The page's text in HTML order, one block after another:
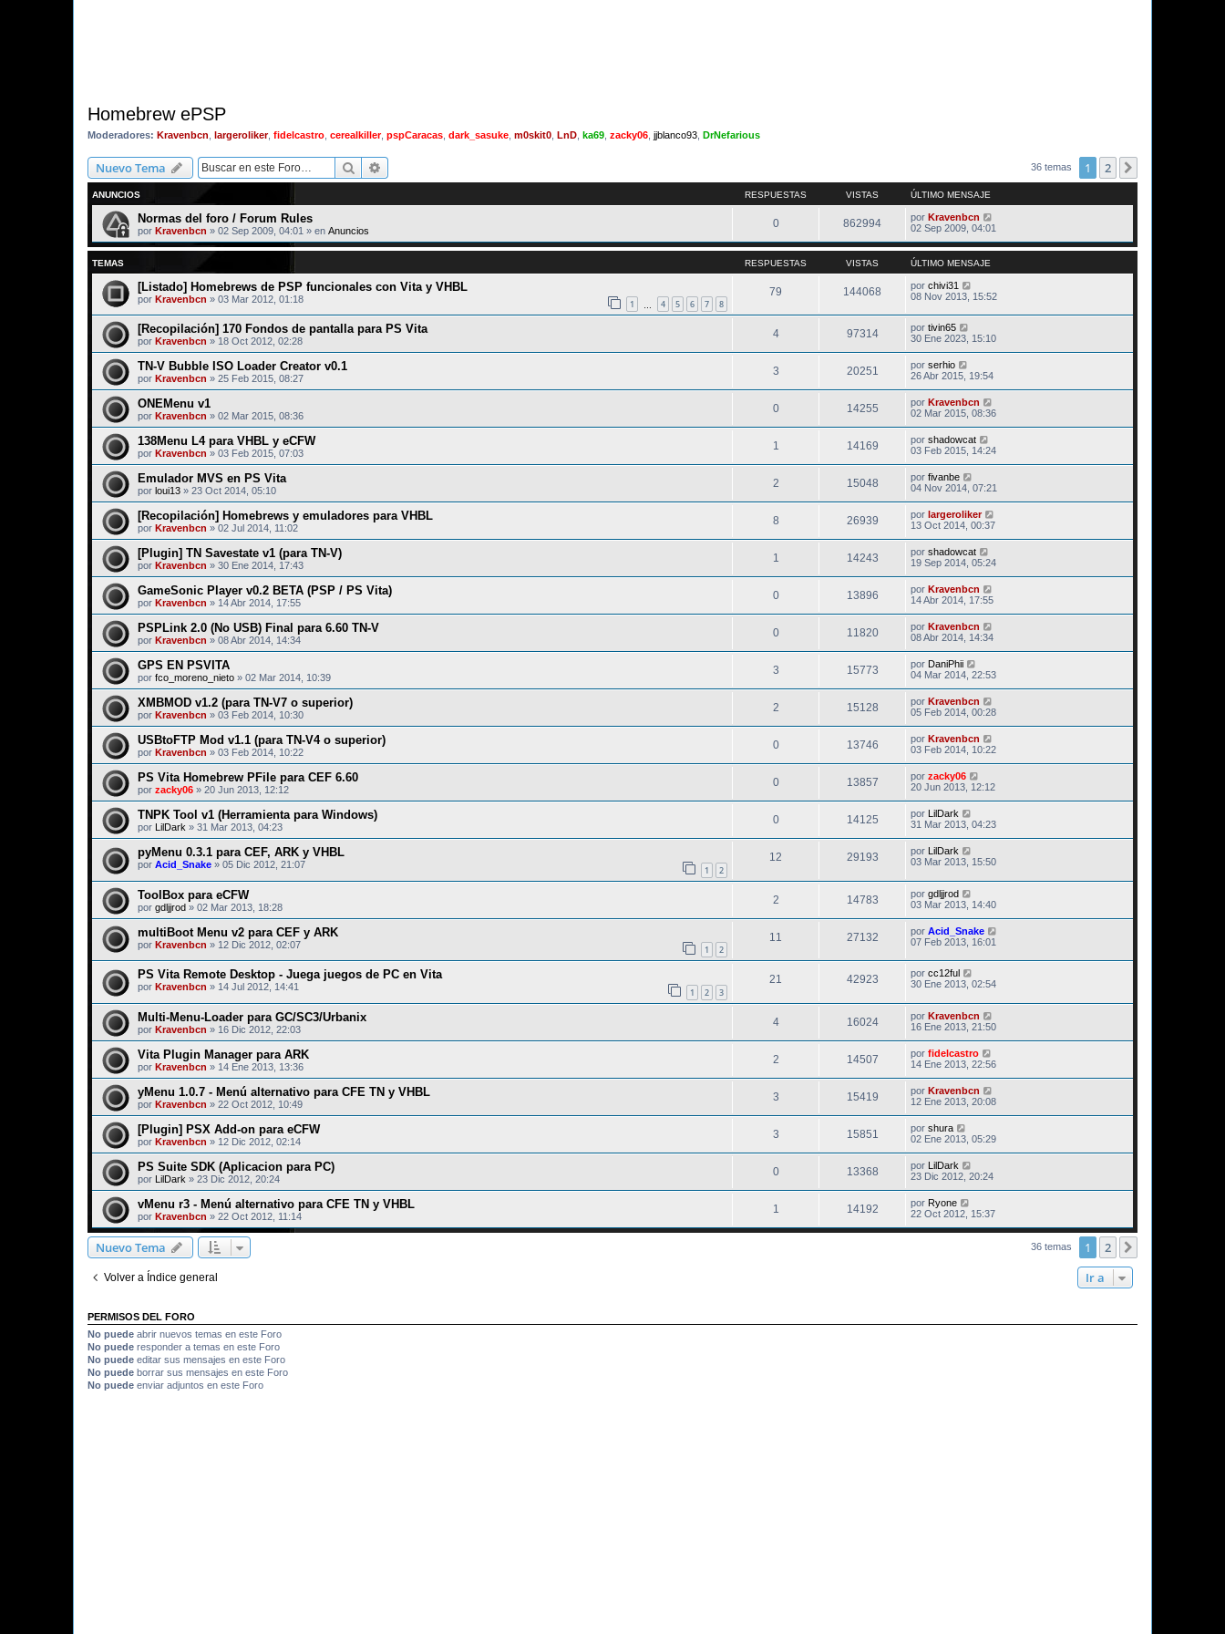
Homebrew ePSP
Moderadores: Kravenbcn largeroliker, fidelcastro cerealkiller, pspCaracas dark_sasuke m0skit0 LnD ka69 zacky06 jjblanco93 DrNefarious
Nuevo Tema Buscar 36 temas 1 2
ANUNCIOS RESPUESTAS VISTAS ÚLTIMO MENSAJE
Normas del foro / Forum Rules
por Kravenbcn » 02 Sep 2009, 04:01 » en Anuncios
0 862994 por Kravenbcn
02 Sep 2009, 04:01
TEMAS RESPUESTAS VISTAS ÚLTIMO MENSAJE
[Listado] Homebrews de PSP funcionales con Vita y VHBL
por Kravenbcn » 03 Mar 2012, 01:18 1 4 5 6 7 8
79 144068 por chivi31
08 Nov 2013, 15:52
[Recopilación] 170 Fondos de pantalla para PS Vita
por Kravenbcn » 18 Oct 2012, 02:28
4 97314 por tivin65
30 Ene 2023, 15:10
TN-V Bubble ISO Loader Creator v0.1
por Kravenbcn » 25 Feb 2015, 08:27
3 20251 por serhio
26 Abr 2015, 19:54
ONEMenu v1
por Kravenbcn » 02 Mar 2015, 08:36
0 14255 por Kravenbcn
02 Mar 2015, 08:36
138Menu L4 para VHBL y eCFW
por Kravenbcn » 03 Feb 2015, 07:03
1 14169 por shadowcat
03 Feb 2015, 14:24
Emulador MVS en PS Vita
por loui13 » 23 Oct 2014, 05:10
2 15048 por fivanbe
04 Nov 2014, 07:21
[Recopilación] Homebrews y emuladores para VHBL
por Kravenbcn » 02 Jul 2014, 11:02
8 26939 por largeroliker
13 Oct 2014, 00:37
[Plugin] TN Savestate v1 (para TN-V)
por Kravenbcn » 30 Ene 2014, 17:43
1 14243 por shadowcat
19 Sep 2014, 05:24
GameSonic Player v0.2 BETA (PSP / PS Vita)
por Kravenbcn » 14 Abr 2014, 17:55
0 13896 por Kravenbcn
14 Abr 2014, 17:55
PSPLink 2.0 (No USB) Final para 6.60 TN-V
por Kravenbcn » 08 Abr 2014, 14:34
0 11820 por Kravenbcn
08 Abr 2014, 14:34
GPS EN PSVITA
por fco_moreno_nieto » 02 Mar 2014, 10:39
3 15773 por DaniPhii
04 Mar 2014, 22:53
XMBMOD v1.2 (para TN-V7 o superior)
por Kravenbcn » 03 Feb 2014, 10:30
2 15128 por Kravenbcn
05 Feb 2014, 00:28
USBtoFTP Mod v1.1 (para TN-V4 o superior)
por Kravenbcn » 03 Feb 2014, 10:22
0 13746 por Kravenbcn
03 Feb 2014, 10:22
PS Vita Homebrew PFile para CEF 6.60
por zacky06 » 20 Jun 2013, 12:12
0 13857 por zacky06
20 Jun 2013, 12:12
TNPK Tool v1 (Herramienta para Windows)
por LilDark » 31 Mar 2013, 04:23
0 14125 por LilDark
31 Mar 2013, 04:23
pyMenu 0.3.1 para CEF, ARK y VHBL
por Acid_Snake » 05 Dic 2012, 21:07 1 2
12 29193 por LilDark
03 Mar 2013, 15:50
ToolBox para eCFW
por gdljjrod » 02 Mar 2013, 18:28
2 14783 por gdljjrod
03 Mar 2013, 14:40
multiBoot Menu v2 para CEF y ARK
por Kravenbcn » 12 Dic 2012, 02:07 1 2
11 27132 por Acid_Snake
07 Feb 2013, 16:01
PS Vita Remote Desktop - Juega juegos de PC en Vita
por Kravenbcn » 14 Jul 2012, 14:41 1 2 3
21 42923 por cc12ful
30 Ene 2013, 02:54
Multi-Menu-Loader para GC/SC3/Urbanix
por Kravenbcn » 16 Dic 2012, 22:03
4 16024 por Kravenbcn
16 Ene 2013, 21:50
Vita Plugin Manager para ARK
por Kravenbcn » 14 Ene 2013, 13:36
2 14507 por fidelcastro
14 Ene 2013, 22:56
yMenu 1.0.7 - Menú alternativo para CFE TN y VHBL
por Kravenbcn » 22 Oct 2012, 10:49
3 15419 por Kravenbcn
12 Ene 2013, 20:08
[Plugin] PSX Add-on para eCFW
por Kravenbcn » 12 Dic 2012, 02:14
3 15851 por shura
02 Ene 2013, 05:29
PS Suite SDK (Aplicacion para PC)
por LilDark » 23 Dic 2012, 20:24
0 13368 por LilDark
23 Dic 2012, 20:24
vMenu r3 - Menú alternativo para CFE TN y VHBL
por Kravenbcn » 22 Oct 2012, 11:14
1 14192 por Ryone
22 Oct 2012, 15:37
Nuevo Tema 36 temas 1 2
Volver a Índice general Ir a
PERMISOS DEL FORO
No puede abrir nuevos temas en este Foro
No puede responder a temas en este Foro
No puede editar sus mensajes en este Foro
No puede borrar sus mensajes en este Foro
No puede enviar adjuntos en este Foro